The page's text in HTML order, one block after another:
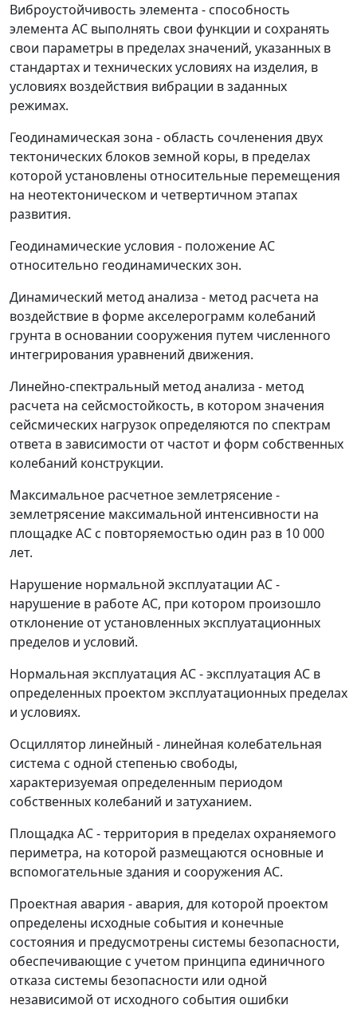
Виброустойчивость элемента - способность
элемента АС выполнять свои функции и сохранять
свои параметры в пределах значений, указанных в
стандартах и технических условиях на изделия, в
условиях воздействия вибрации в заданных
режимах.
Геодинамическая зона - область сочленения двух
тектонических блоков земной коры, в пределах
которой установлены относительные перемещения
на неотектоническом и четвертичном этапах
развития.
Геодинамические условия - положение АС
относительно геодинамических зон.
Динамический метод анализа - метод расчета на
воздействие в форме акселерограмм колебаний
грунта в основании сооружения путем численного
интегрирования уравнений движения.
Линейно-спектральный метод анализа - метод
расчета на сейсмостойкость, в котором значения
сейсмических нагрузок определяются по спектрам
ответа в зависимости от частот и форм собственных
колебаний конструкции.
Максимальное расчетное землетрясение-
землетрясение максимальной интенсивности на
площадке АС с повторяемостью один раз в 10 000
лет.
Нарушение нормальной эксплуатации АС-
нарушение в работе АС, при котором произошло
отклонение от установленных эксплуатационных
пределов и условий.
Нормальная эксплуатация АС- эксплуатация АС в
определенных проектом эксплуатационных пределах
и условиях.
Осциллятор линейный - линейная колебательная
система с одной степенью свободы,
характеризуемая определенным периодом
собственных колебаний и затуханием.
Площадка АС- территория в пределах охраняемого
периметра, на которой размещаются основные и
вспомогательные здания и сооружения АС.
Проектная авария - авария, для которой проектом
определены исходные события и конечные
состояния и предусмотрены системы безопасности,
обеспечивающие с учетом принципа единичного
отказа системы безопасности или одной
независимой от исходного события ошибки